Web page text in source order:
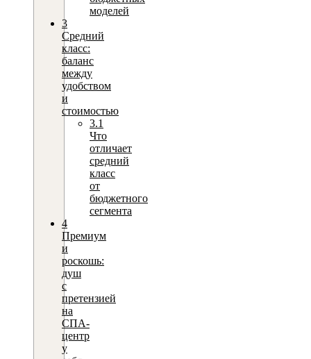
моделей
3
Средний
класс:
баланс
между
удобством
и
стоимостью
3.1
Что
отличает
средний
класс
от
бюджетного
сегмента
4
Премиум
и
роскошь:
душ
с
претензией
на
СПА-
центр
у